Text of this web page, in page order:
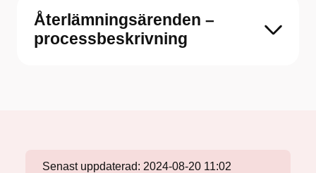
Återlämningsärenden –
processbeskrivning
Senast uppdaterad: 2024-08-20 11:02